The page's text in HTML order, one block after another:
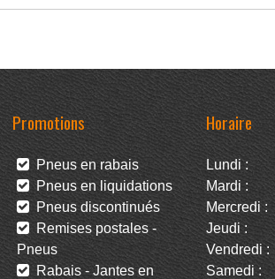
Promotions
Pneus en rabais
Pneus en liquidations
Pneus discontinués
Remises postales -
Pneus
Rabais - Jantes en
Horaire
Lundi :
Mardi :
Mercredi :
Jeudi :
Vendredi :
Samedi :